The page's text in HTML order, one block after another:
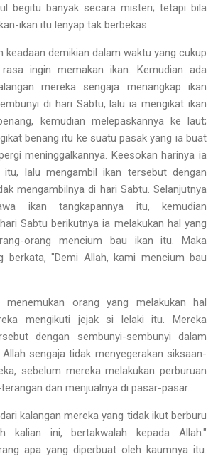
be­gitu banyak secara misteri; tetapi bila
ikan itu lenyap tak berbekas.
keadaan demikian dalam waktu yang cukup
ingin memakan ikan. Kemudian ada
mereka sengaja menangkap ikan
di hari Sabtu, lalu ia mengikat ikan
kemudian melepaskannya ke laut;
be­nang itu ke suatu pasak yang ia buat
mening­galkannya. Keesokan harinya ia
lalu mengambil ikan tersebut dengan
mengambilnya di hari Sabtu. Selanjutnya
ikan tangkapannya itu, kemu­dian
Sabtu berikutnya ia melakukan hal yang
orang mencium bau ikan itu. Maka
berkata, "Demi Allah, kami mencium bau
menemukan orang yang melakukan hal
mengikuti jejak si lelaki itu. Mereka
dengan sembunyi-sembunyi dalam
sengaja tidak menyegerakan siksaan-
sebelum mereka melakukan perburuan
dan men­jualnya di pasar-pasar.
kalangan mereka yang tidak ikut berburu
kalian ini, bertakwalah kepada Allah."
apa yang diperbuat oleh kaumnya itu.